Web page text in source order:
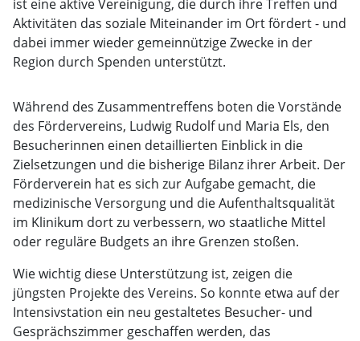
ist eine aktive Vereinigung, die durch ihre Treffen und
Aktivitäten das soziale Miteinander im Ort fördert - und
dabei immer wieder gemeinnützige Zwecke in der
Region durch Spenden unterstützt.
Während des Zusammentreffens boten die Vorstände
des Fördervereins, Ludwig Rudolf und Maria Els, den
Besucherinnen einen detaillierten Einblick in die
Zielsetzungen und die bisherige Bilanz ihrer Arbeit. Der
Förderverein hat es sich zur Aufgabe gemacht, die
medizinische Versorgung und die Aufenthaltsqualität
im Klinikum dort zu verbessern, wo staatliche Mittel
oder reguläre Budgets an ihre Grenzen stoßen.
Wie wichtig diese Unterstützung ist, zeigen die
jüngsten Projekte des Vereins. So konnte etwa auf der
Intensivstation ein neu gestaltetes Besucher- und
Gesprächszimmer geschaffen werden, das